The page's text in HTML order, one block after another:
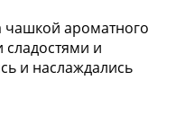
чашкой ароматного
и
и наслаждались